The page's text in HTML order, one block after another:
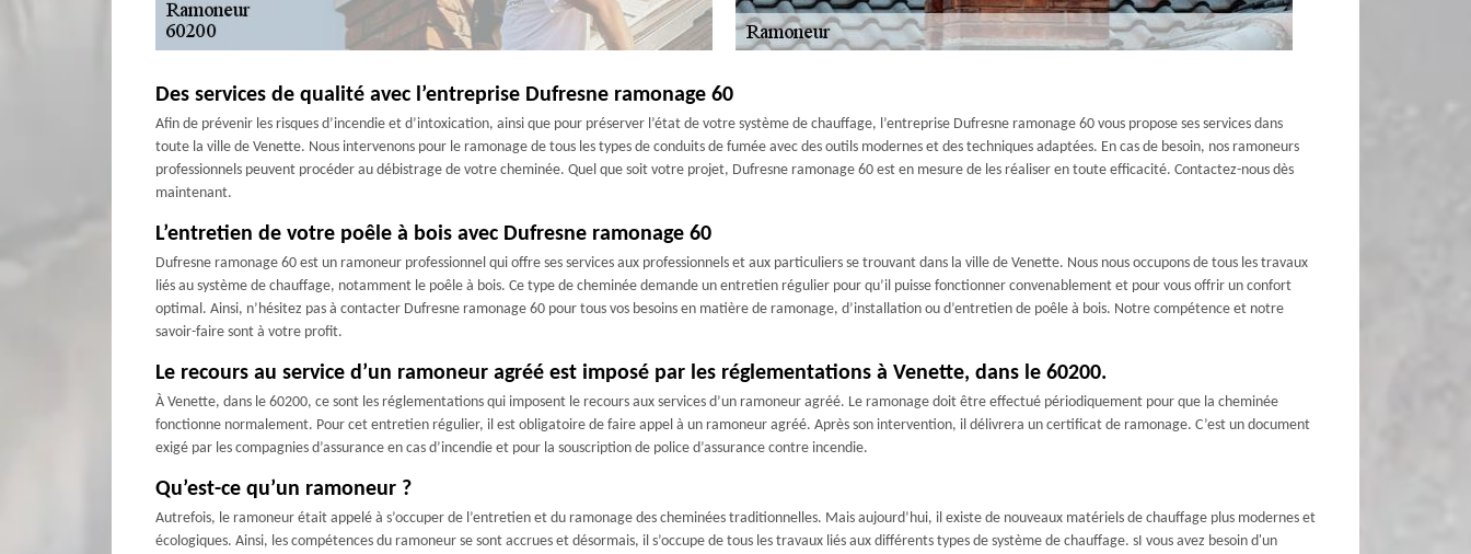
Des services de qualité avec l’entreprise Dufresne ramonage 60
Afin de prévenir les risques d’incendie et d’intoxication, ainsi que pour préserver l’état de votre système de chauffage, l’entreprise Dufresne ramonage 60 vous propose ses services dans
toute la ville de Venette. Nous intervenons pour le ramonage de tous les types de conduits de fumée avec des outils modernes et des techniques adaptées. En cas de besoin, nos ramoneurs
professionnels peuvent procéder au débistrage de votre cheminée. Quel que soit votre projet, Dufresne ramonage 60 est en mesure de les réaliser en toute efficacité. Contactez-nous dès
maintenant.
L’entretien de votre poêle à bois avec Dufresne ramonage 60
Dufresne ramonage 60 est un ramoneur professionnel qui offre ses services aux professionnels et aux particuliers se trouvant dans la ville de Venette. Nous nous occupons de tous les travaux
liés au système de chauffage, notamment le poêle à bois. Ce type de cheminée demande un entretien régulier pour qu’il puisse fonctionner convenablement et pour vous offrir un confort
optimal. Ainsi, n’hésitez pas à contacter Dufresne ramonage 60 pour tous vos besoins en matière de ramonage, d’installation ou d’entretien de poêle à bois. Notre compétence et notre
savoir-faire sont à votre profit.
Le recours au service d’un ramoneur agréé est imposé par les réglementations à Venette, dans le 60200.
À Venette, dans le 60200, ce sont les réglementations qui imposent le recours aux services d’un ramoneur agréé. Le ramonage doit être effectué périodiquement pour que la cheminée
fonctionne normalement. Pour cet entretien régulier, il est obligatoire de faire appel à un ramoneur agréé. Après son intervention, il délivrera un certificat de ramonage. C’est un document
exigé par les compagnies d’assurance en cas d’incendie et pour la souscription de police d’assurance contre incendie.
Qu’est-ce qu’un ramoneur ?
Autrefois, le ramoneur était appelé à s’occuper de l’entretien et du ramonage des cheminées traditionnelles. Mais aujourd’hui, il existe de nouveaux matériels de chauffage plus modernes et
écologiques. Ainsi, les compétences du ramoneur se sont accrues et désormais, il s’occupe de tous les travaux liés aux différents types de système de chauffage. sI vous avez besoin d'un